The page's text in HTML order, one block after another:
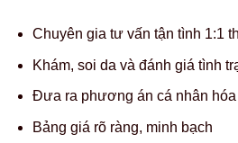
Chuyên gia tư vấn tận tình 1:1
Khám, soi da và đánh giá tình
Đưa ra phương án cá nhân
Bảng giá rõ ràng, minh bạch